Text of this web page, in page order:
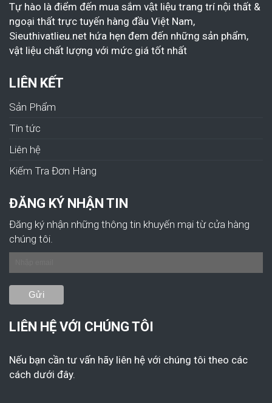
Tự hào là điểm đến mua sắm vật liệu trang trí nội thất &
ngoại thất trực tuyến hàng đầu Việt Nam,
Sieuthivatlieu.net hứa hẹn đem đến những sản phẩm,
vật liệu chất lượng với mức giá tốt nhất
LIÊN KẾT
Sản Phẩm
Tin tức
Liên hệ
Kiếm Tra Đơn Hàng
ĐĂNG KÝ NHẬN TIN
Đăng ký nhận những thông tin khuyến mại từ cửa hàng
chúng tôi.
LIÊN HỆ VỚI CHÚNG TÔI
Nếu bạn cần tư vấn hãy liên hệ với chúng tôi theo các
cách dưới đây.